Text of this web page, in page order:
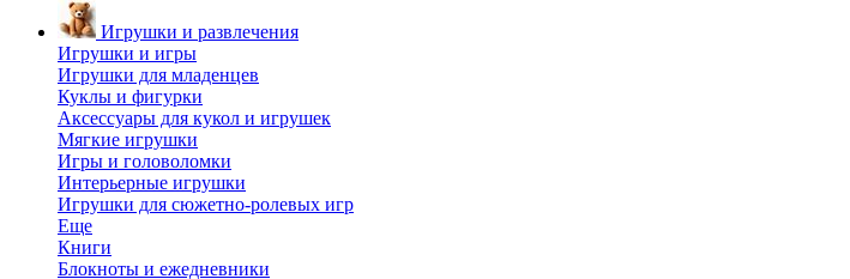
Игрушки и развлечения
Игрушки и игры
Игрушки для младенцев
Куклы и фигурки
Аксессуары для кукол и игрушек
Мягкие игрушки
Игры и головоломки
Интерьерные игрушки
Игрушки для сюжетно-ролевых игр
Еще
Книги
Блокноты и ежедневники